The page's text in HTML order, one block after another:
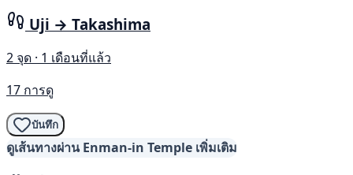
Uji → Takashima
2 จุด · 1 เดือนที่แล้ว
17 การดู
บันทึก
ดูเส้นทางผ่าน Enman-in Temple เพิ่มเติม